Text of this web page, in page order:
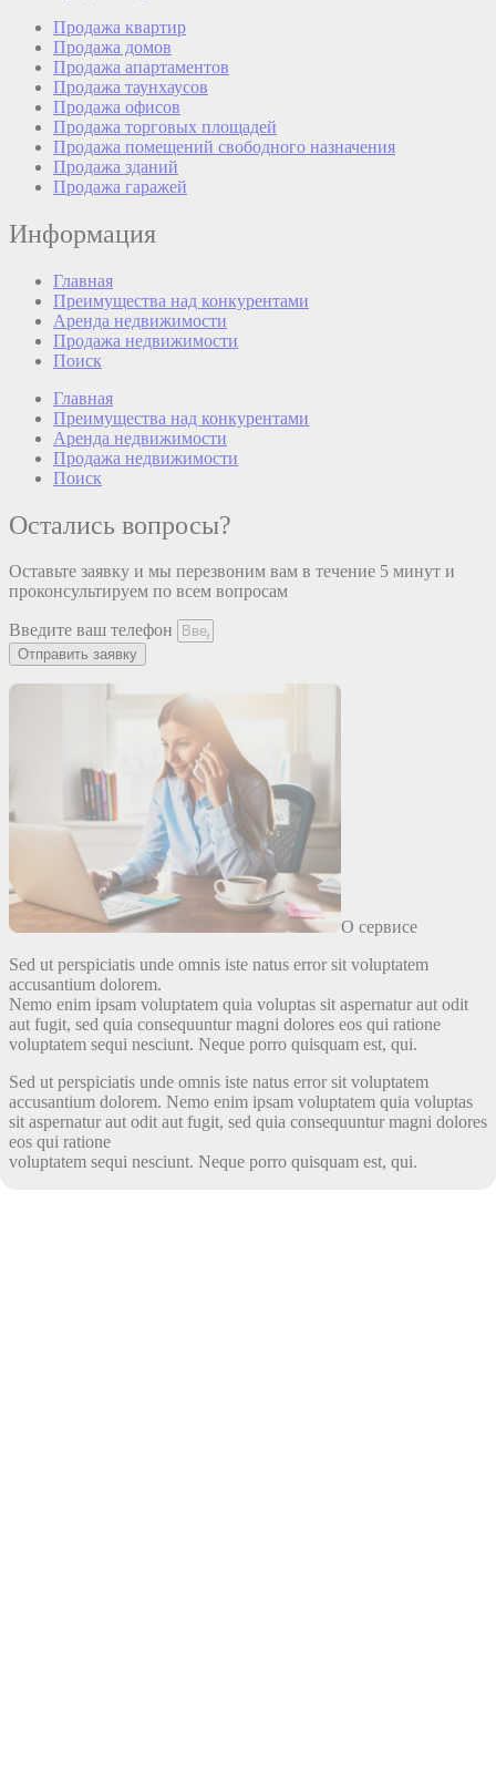
Продажа квартир
Продажа домов
Продажа апартаментов
Продажа таунхаусов
Продажа офисов
Продажа торговых площадей
Продажа помещений свободного назначения
Продажа зданий
Продажа гаражей
Информация
Главная
Преимущества над конкурентами
Аренда недвижимости
Продажа недвижимости
Поиск
Главная
Преимущества над конкурентами
Аренда недвижимости
Продажа недвижимости
Поиск
Остались вопросы?
Оставьте заявку и мы перезвоним вам в течение 5 минут и
проконсультируем по всем вопросам
Введите ваш телефон
Отправить заявку
О сервисе
Sed ut perspiciatis unde omnis iste natus error sit voluptatem
accusantium dolorem.
Nemo enim ipsam voluptatem quia voluptas sit aspernatur aut odit
aut fugit, sed quia consequuntur magni dolores eos qui ratione
voluptatem sequi nesciunt. Neque porro quisquam est, qui.
Sed ut perspiciatis unde omnis iste natus error sit voluptatem
accusantium dolorem. Nemo enim ipsam voluptatem quia voluptas
sit aspernatur aut odit aut fugit, sed quia consequuntur magni dolores
eos qui ratione
voluptatem sequi nesciunt. Neque porro quisquam est, qui.